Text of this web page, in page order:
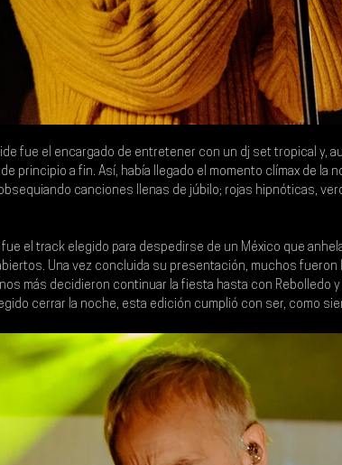
fue el encargado de entretener con un dj set tropical y,
principio a fin. Así, había llegado el momento clímax de la
canciones llenas de júbilo; rojas hipnóticas,
fue el track elegido para despedirse de un México que
Una vez concluida su presentación, muchos fueron
más decidieron continuar la fiesta hasta con Rebolledo
cerrar la noche, esta edición cumplió con ser, como